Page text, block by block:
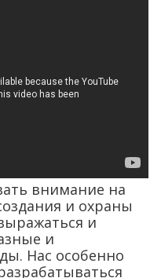
внимание на
и охраны
и
и
Нас особенно